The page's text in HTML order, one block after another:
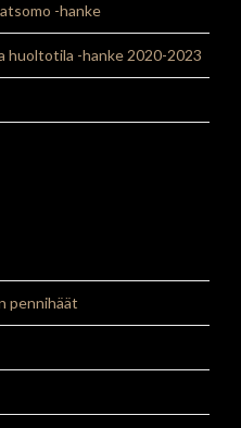
-hanke
huoltotila -hanke 2020-2023
pennihäät